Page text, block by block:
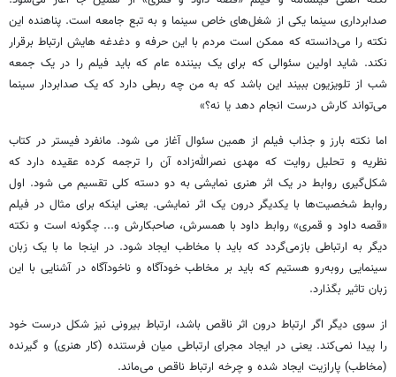
صدابرداری سینما یکی از شغل‌های خاص سینما و به تبع جامعه است. پناهنده این
نکته را می‌دانسته که ممکن است مردم با این حرفه و دغدغه هایش ارتباط برقرار
نکند. شاید اولین سئوالی که برای یک بیننده عام که باید فیلم را در یک جمعه
شب از تلویزیون ببیند این باشد که به من چه ربطی دارد که یک صدابردار سینما
می‌تواند کارش درست انجام دهد یا نه؟»
اما نکته بارز و جذاب فیلم از همین سئوال آغاز می شود. مانفرد فیستر در کتاب
نظریه و تحلیل روایت که مهدی نصرالله‌زاده آن را ترجمه کرده عقیده دارد که
شکل‌گیری روابط در یک اثر هنری نمایشی به دو دسته کلی تقسیم می شود. اول
روابط شخصیت‌ها با یکدیگر درون یک اثر نمایشی. یعنی اینکه برای مثال در فیلم
«قصه داود و قمری» روابط داود با همسرش، صاحبکارش و... چگونه است و نکته
دیگر به ارتباطی بازمی‌گردد که باید با مخاطب ایجاد شود. در اینجا ما با یک زبان
سینمایی رو‌به‌رو هستیم که باید بر مخاطب خودآگاه و ناخودآگاه در آشنایی با این
زبان تاثیر بگذارد.
از سوی دیگر اگر ارتباط درون اثر ناقص باشد، ارتباط بیرونی نیز شکل درست خود
را پیدا نمی‌کند. یعنی در ایجاد مجرای ارتباطی میان فرستنده (کار هنری) و گیرنده
(مخاطب) پارازیت ایجاد شده و چرخه ارتباط ناقص می‌ماند.